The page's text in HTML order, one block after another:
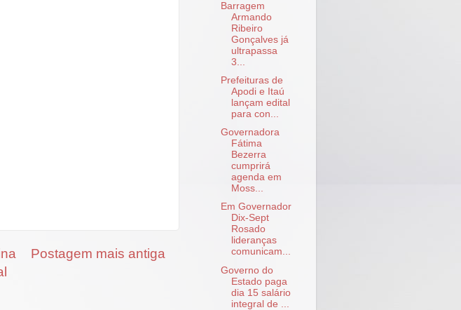
Postagem mais antiga
Barragem
Armando
Ribeiro
Gonçalves já
ultrapassa
3...
Prefeituras de
Apodi e Itaú
lançam edital
para con...
Governadora
Fátima
Bezerra
cumprirá
agenda em
Moss...
Em Governador
Dix-Sept
Rosado
lideranças
comunicam...
Governo do
Estado paga
dia 15 salário
integral de ...